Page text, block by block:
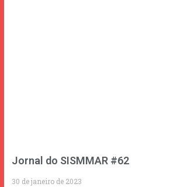
Jornal do SISMMAR #62
30 de janeiro de 2023